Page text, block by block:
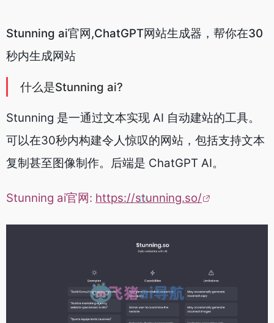
Stunning ai官网,ChatGPT网站生成器，帮你在30
秒内生成网站
什么是Stunning ai?
Stunning 是一通过文本实现 AI 自动建站的工具。
可以在30秒内构建令人惊叹的网站，包括支持文本
复制甚至图像制作。后端是 ChatGPT AI。
Stunning ai官网: https://stunning.so/